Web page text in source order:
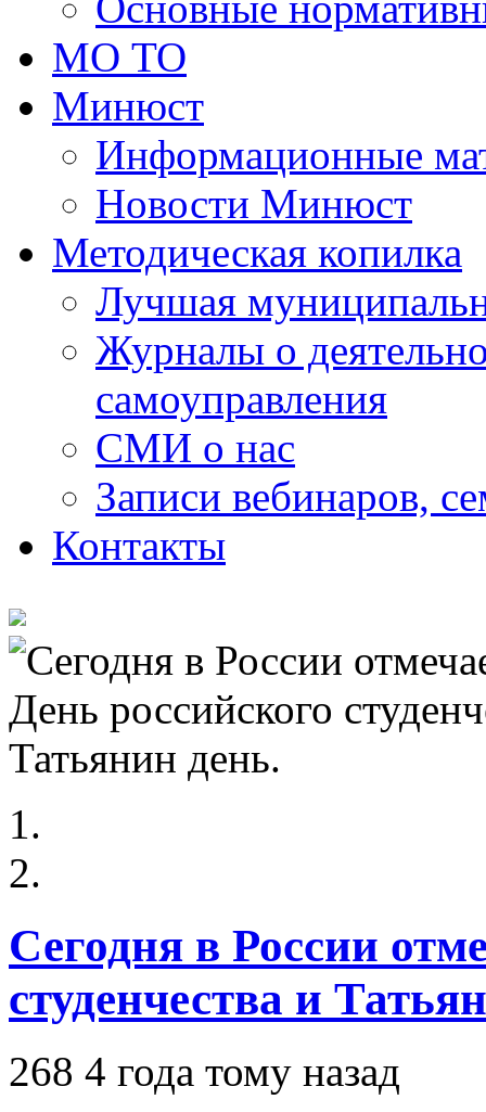
МО ТО
Минюст
Информационные
Новости Минюст
Методическая копилка
Лучшая
Журналы о
самоуправления
СМИ о нас
Записи вебинаров,
Контакты
Сегодня в России
студенчества и
268 4 года тому назад